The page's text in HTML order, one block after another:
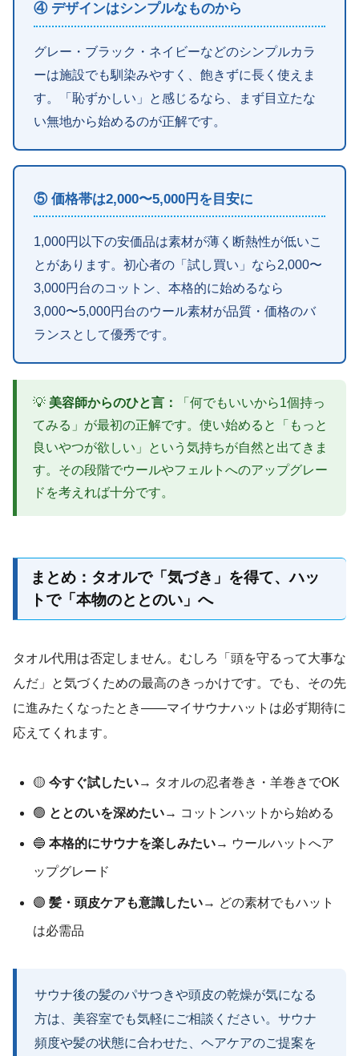
④ デザインはシンプルなものから
グレー・ブラック・ネイビーなどのシンプルカラ
ーは施設でも馴染みやすく、飽きずに長く使えま
す。「恥ずかしい」と感じるなら、まず目立たな
い無地から始めるのが正解です。
⑤ 価格帯は2,000〜5,000円を目安に
1,000円以下の安価品は素材が薄く断熱性が低いこ
とがあります。初心者の「試し買い」なら2,000〜
3,000円台のコットン、本格的に始めるなら
3,000〜5,000円台のウール素材が品質・価格のバ
ランスとして優秀です。
💡 美容師からのひと言：
「何でもいいから1個持っ
てみる」が最初の正解です。使い始めると「もっと
良いやつが欲しい」という気持ちが自然と出てきま
す。その段階でウールやフェルトへのアップグレー
ドを考えれば十分です。
まとめ：タオルで「気づき」を得て、ハッ
トで「本物のととのい」へ
タオル代用は否定しません。むしろ「頭を守るって大事な
んだ」と気づくための最高のきっかけです。でも、その先
に進みたくなったとき——マイサウナハットは必ず期待に
応えてくれます。
🟡今すぐ試したい→ タオルの忍者巻き・羊巻きでOK
🟢 ととのいを深めたい→ コットンハットから始める
🔵本格的にサウナを楽しみたい→ ウールハットへア
ップグレード
🟣髪・頭皮ケアも意識したい→ どの素材でもハット
は必需品
サウナ後の髪のパサつきや頭皮の乾燥が気になる
方は、美容室でも気軽にご相談ください。サウナ
頻度や髪の状態に合わせた、ヘアケアのご提案を